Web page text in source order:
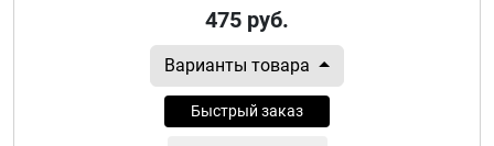
475 руб.
Варианты товара
Быстрый заказ